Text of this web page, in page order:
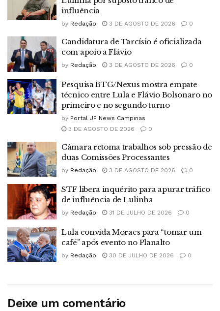
influência
by Redação 3 DE AGOSTO DE 2026 0
Candidatura de Tarcísio é oficializada
com apoio a Flávio
by Redação 3 DE AGOSTO DE 2026 0
Pesquisa BTG/Nexus mostra empate
técnico entre Lula e Flávio Bolsonaro no
primeiro e no segundo turno
by Portal JP News Campinas
3 DE AGOSTO DE 2026
0
Câmara retoma trabalhos sob pressão de
duas Comissões Processantes
by Redação 3 DE AGOSTO DE 2026 0
STF libera inquérito para apurar tráfico
de influência de Lulinha
by Redação 31 DE JULHO DE 2026 0
Lula convida Moraes para “tomar um
café” após evento no Planalto
by Redação 30 DE JULHO DE 2026 0
Deixe um comentário